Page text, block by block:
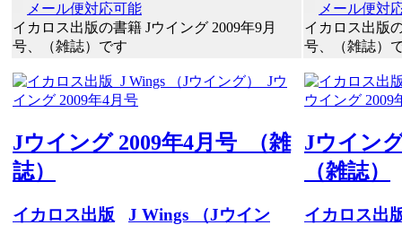
メール便対応可能
イカロス出版の書籍 Jウイング 2009年9月
号、（雑誌）です
メール便対
イカロス出版
号、（雑誌）
Jウイング 2009年4月号 （雑
誌）
イカロス出版
J Wings （Jウイン
Jウイン
（雑誌）
イカロス出